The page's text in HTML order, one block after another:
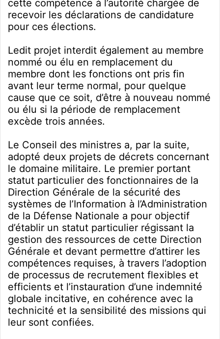
cette compétence à l’autorité chargée de
recevoir les déclarations de candidature
pour ces élections.
Ledit projet interdit également au membre
nommé ou élu en remplacement du
membre dont les fonctions ont pris fin
avant leur terme normal, pour quelque
cause que ce soit, d’être à nouveau nommé
ou élu si la période de remplacement
excède trois années.
Le Conseil des ministres a, par la suite,
adopté deux projets de décrets concernant
le domaine militaire. Le premier portant
statut particulier des fonctionnaires de la
Direction Générale de la sécurité des
systèmes de l’Information à l’Administration
de la Défense Nationale a pour objectif
d’établir un statut particulier régissant la
gestion des ressources de cette Direction
Générale et devant permettre d’attirer les
compétences requises, à travers l’adoption
de processus de recrutement flexibles et
efficients et l’instauration d’une indemnité
globale incitative, en cohérence avec la
technicité et la sensibilité des missions qui
leur sont confiées.